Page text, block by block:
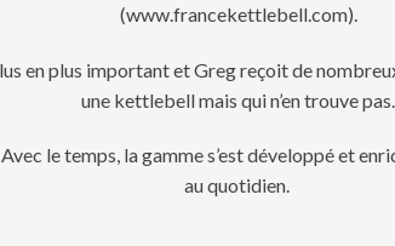
(www.francekettlebell.com).
en plus important et Greg reçoit de
une kettlebell mais qui n’en trouve pas.
le temps, la gamme s’est développé et
au quotidien.